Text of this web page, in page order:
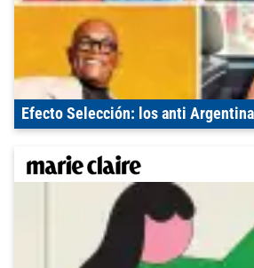
Efecto Selección: los anti Argentina